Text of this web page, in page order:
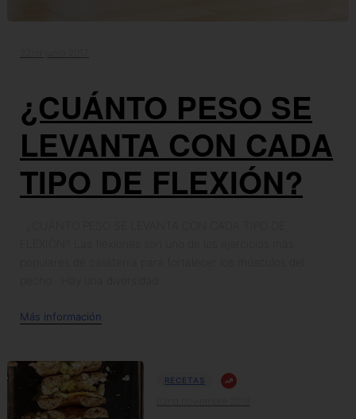
¿CUÁNTO PESO SE
LEVANTA CON CADA
TIPO DE FLEXIÓN?
Más información
RECETAS